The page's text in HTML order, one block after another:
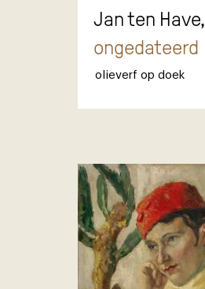
Jan ten Have,
ongedateerd
olieverf op doek